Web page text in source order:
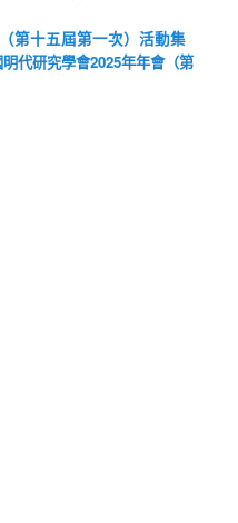
第十五屆第一次）活動集
明代研究學會2025年年會（第